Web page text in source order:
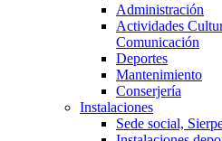
Administración
Actividades
Comunicación
Deportes
Mantenimiento
Conserjería
Instalaciones
Sede social,